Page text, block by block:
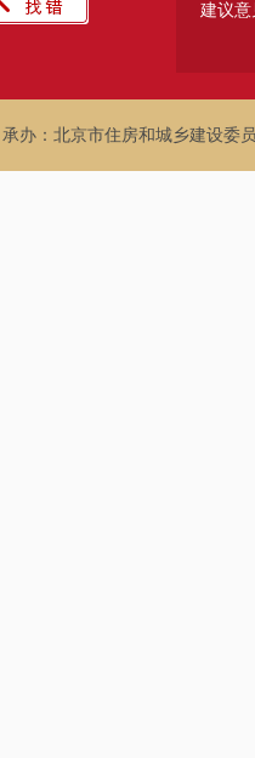
建议意
承办：北京市住房和城乡建设委